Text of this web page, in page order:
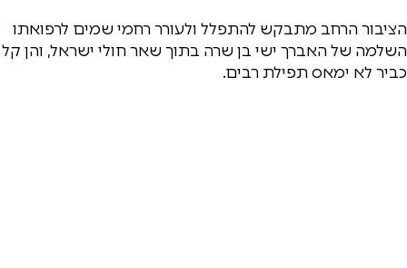
הציבור הרחב מתבקש להתפלל ולעורר רחמי שמים לרפואתו
השלמה של האברך ישי בן שרה בתוך שאר חולי ישראל, והן קל
כביר לא ימאס תפילת רבים.